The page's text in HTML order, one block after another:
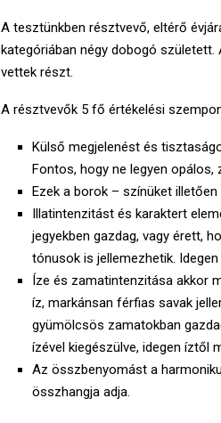
A tesztünkben résztvevő, eltérő
kategóriában négy dobogó
vettek részt.
A résztvevők 5 fő értékelési
Külső megjelenést és
Fontos, hogy ne legyen
Ezek a borok – színüket
Illatintenzitást és karaktert
jegyekben gazdag, vagy érett,
tónusok is jellemezhetik.
Íze és zamatintenzitása akkor
íz, markánsan férfias savak
gyümölcsös zamatokban
ízével kiegészülve, idegen íztől
Az összbenyomást a
összhangja adja.